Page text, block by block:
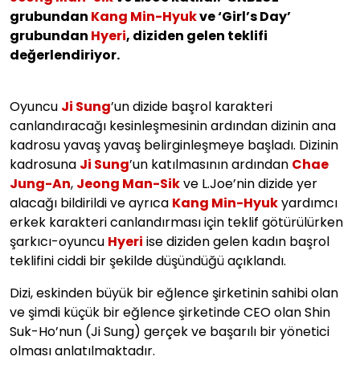
grubundan Kang Min-Hyukve ‘Girl’s Day’
grubundan Hyeri, diziden gelen teklifi
değerlendiriyor.
Oyuncu Ji Sung’un dizide başrol karakteri
canlandıracağı kesinleşmesinin ardından dizinin ana
kadrosu yavaş yavaş belirginleşmeye başladı. Dizinin
kadrosuna Ji Sung’un katılmasının ardından Chae
Jung-An, Jeong Man-Sikve L.Joe’nin dizide yer
alacağı bildirildi ve ayrıca Kang Min-Hyukyardımcı
erkek karakteri canlandırması için teklif götürülürken
şarkıcı-oyuncu Hyeri ise diziden gelen kadın başrol
teklifini ciddi bir şekilde düşündüğü açıklandı.
Dizi, eskinden büyük bir eğlence şirketinin sahibi olan
ve şimdi küçük bir eğlence şirketinde CEO olan Shin
Suk-Ho’nun (Ji Sung) gerçek ve başarılı bir yönetici
olması anlatılmaktadır.